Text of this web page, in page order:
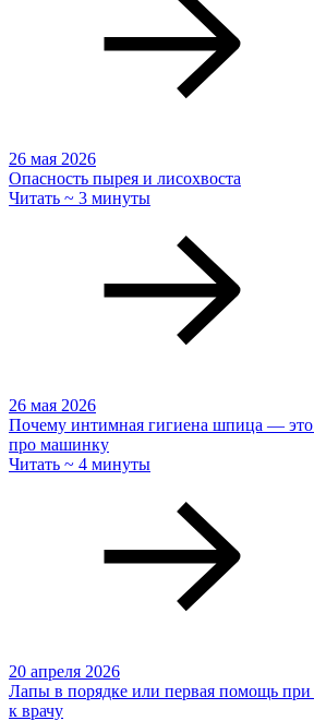
26 мая 2026
Опасность пырея и лисохвоста
Читать ~ 3 минуты
26 мая 2026
Почему интимная гигиена шпица —
про машинку
Читать ~ 4 минуты
20 апреля 2026
Лапы в порядке или первая помощь при
к врачу